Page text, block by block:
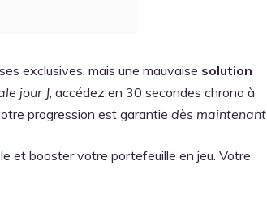
exclusives, mais une mauvaise solution
jour J, accédez en 30 secondes chrono à
progression est garantie dès maintenant
et booster votre portefeuille en jeu. Votre